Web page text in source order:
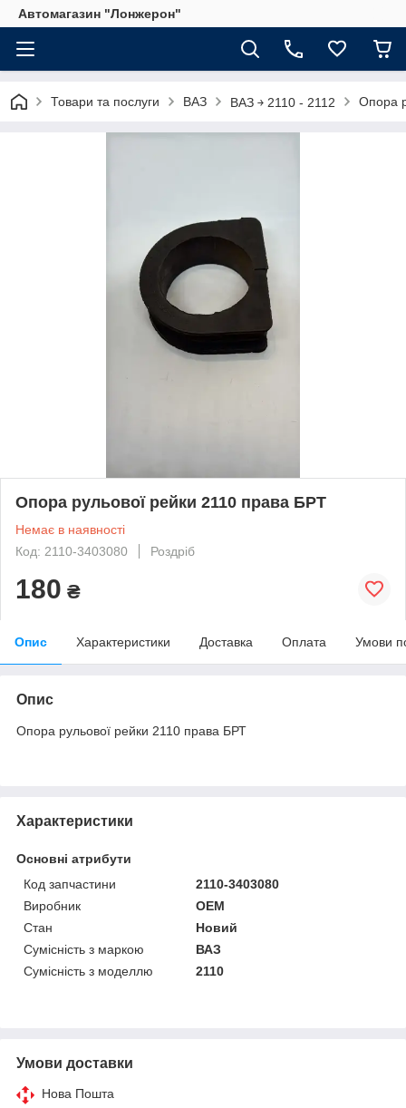
Автомагазин "Лонжерон"
Товари та послуги ВАЗ ВАЗ ￫ 2110 - 2112 Опора
Опора рульової рейки 2110 права БРТ
Немає в наявності
Код: 2110-3403080
Роздріб
180 ₴
Опис Характеристики Доставка Оплата Умови
Опис
Опора рульової рейки 2110 права БРТ
Характеристики
Основні атрибути
Код запчастини
2110-3403080
Виробник
OEM
Стан
Новий
Сумісність з маркою
ВАЗ
Сумісність з моделлю
2110
Умови доставки
Нова Пошта